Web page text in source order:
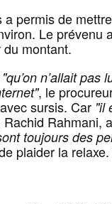
a permis de
Le prévenu
montant.
"qu’on n’allait
, le
sursis. Car "il
Rachid Rahmani,
toujours des
plaider la